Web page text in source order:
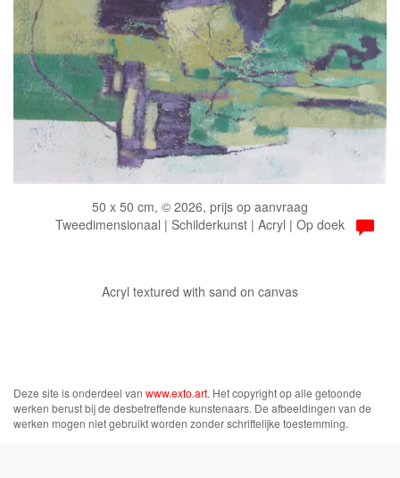
50 x 50 cm, © 2026, prijs op aanvraag
Tweedimensionaal | Schilderkunst | Acryl | Op doek
Acryl textured with sand on canvas
Deze site is onderdeel van www.exto.art. Het copyright op alle getoonde
werken berust bij de desbetreffende kunstenaars. De afbeeldingen van de
werken mogen niet gebruikt worden zonder schriftelijke toestemming.